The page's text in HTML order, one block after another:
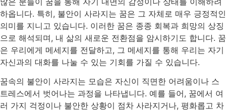
하옵니다. 특히, 불안이 사라지는 꿈은 그 자체로 매우 긍정적인
의미를 지니고 있습니다. 이러한 꿈은 종종 회복과 희망의 상징
으로 해석되며, 내 삶의 새로운 전환점을 암시하기도 합니다. 꿈
은 우리에게 메세지를 전달하고, 그 메세지를 통해 우리는 자기
자신과의 대화를 나눌 수 있는 기회를 가질 수 있습니다.
꿈속의 불안이 사라지는 모습은 자신이 직면한 어려움이나 스
트레스에서 벗어나는 과정을 나타냅니다. 예를 들어, 꿈에서 여
러 가지 걱정이나 불안한 상황이 점차 사라지거나, 평화롭고 차